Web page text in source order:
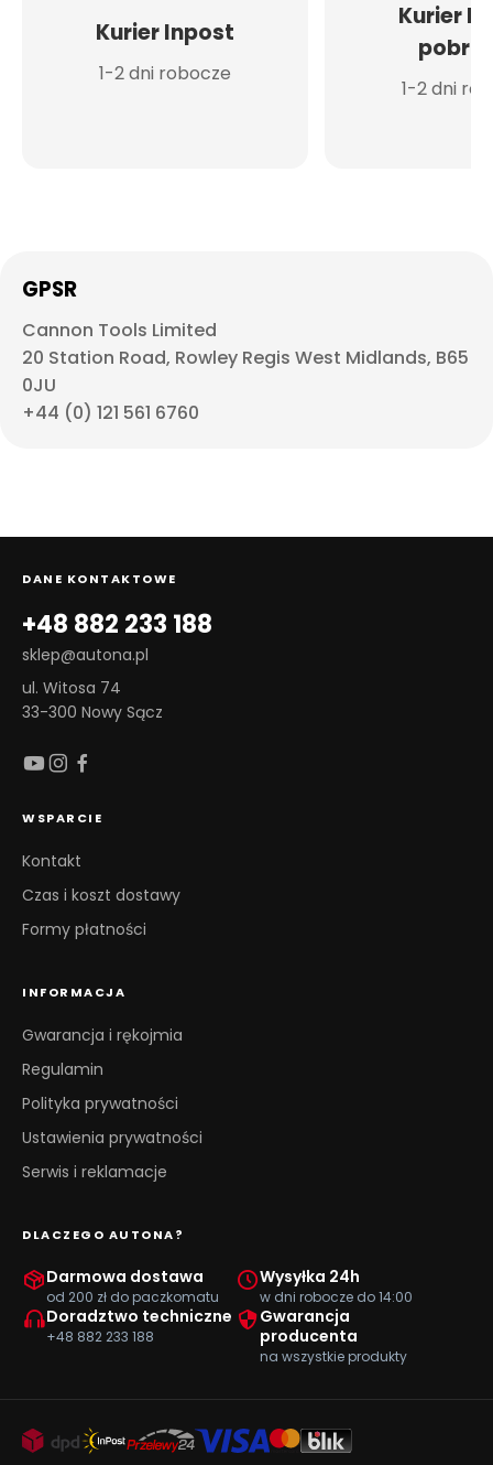
Kurier Inpost
1-2 dni robocze
Kurier
1-2 dni
GPSR
Cannon Tools Limited
20 Station Road, Rowley Regis West Midlands, B65
0JU
+44 (0) 121 561 6760
DANE KONTAKTOWE
+48 882 233 188
sklep@autona.pl
ul. Witosa 74
33-300 Nowy Sącz
WSPARCIE
Kontakt
Czas i koszt dostawy
Formy płatności
INFORMACJA
Gwarancja i rękojmia
Regulamin
Polityka prywatności
Ustawienia prywatności
Serwis i reklamacje
DLACZEGO AUTONA?
Darmowa dostawa
od 200 zł do paczkomatu
Wysyłka 24h
w dni robocze do 14:00
Doradztwo techniczne
+48 882 233 188
Gwarancja
producenta
na wszystkie produkty